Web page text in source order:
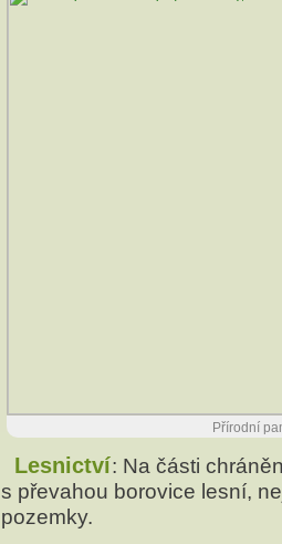
Přírodní
Lesnictví: Na části
s převahou borovice lesní,
pozemky.